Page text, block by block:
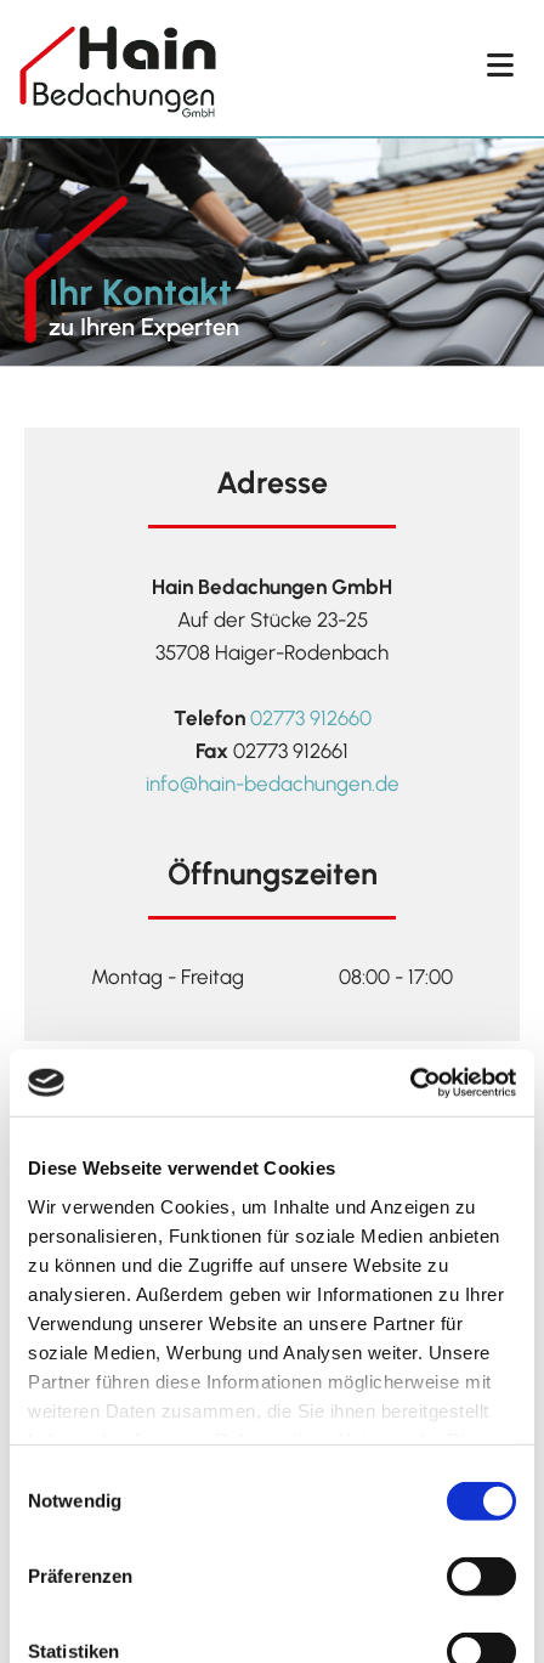
Diese Webseite verwendet Cookies
Wir verwenden Cookies, um Inhalte und Anzeigen zu
personalisieren, Funktionen für soziale Medien anbieten
zu können und die Zugriffe auf unsere Website zu
analysieren. Außerdem geben wir Informationen zu Ihrer
Verwendung unserer Website an unsere Partner für
soziale Medien, Werbung und Analysen weiter. Unsere
Partner führen diese Informationen möglicherweise mit
weiteren Daten zusammen, die Sie ihnen bereitgestellt
Notwendig
Präferenzen
Statistiken
Ihr Kontakt
zu Ihren Experten
Adresse
Hain Bedachungen GmbH
Auf der Stücke 23-25
35708 Haiger-Rodenbach
Telefon 02773 912660
Fax 02773 912661
info@hain-bedachungen.de
Öffnungszeiten
Montag - Freitag 08:00 - 17:00
Ihre Nachricht
personenbezogenen Daten ausschließlich zur
Beantwortung Ihrer Anfrage. Weitere Informationen zum